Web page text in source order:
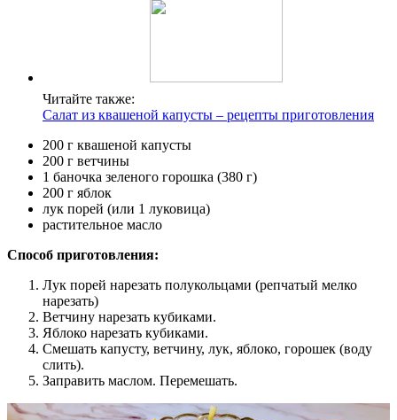
Читайте также:
Салат из квашеной капусты – рецепты приготовления
200 г квашеной капусты
200 г ветчины
1 баночка зеленого горошка (380 г)
200 г яблок
лук порей (или 1 луковица)
растительное масло
Способ приготовления:
Лук порей нарезать полукольцами (репчатый мелко
нарезать)
Ветчину нарезать кубиками.
Яблоко нарезать кубиками.
Смешать капусту, ветчину, лук, яблоко, горошек (воду
слить).
Заправить маслом. Перемешать.